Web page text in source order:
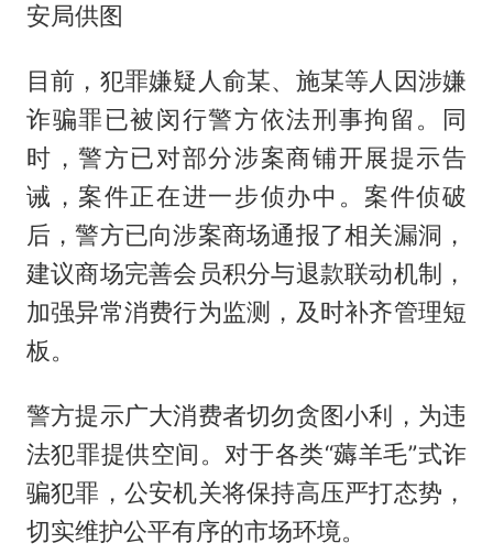
安局供图
目前，犯罪嫌疑人俞某、施某等人因涉嫌
诈骗罪已被闵行警方依法刑事拘留。同
时，警方已对部分涉案商铺开展提示告
诫，案件正在进一步侦办中。案件侦破
后，警方已向涉案商场通报了相关漏洞，
建议商场完善会员积分与退款联动机制，
加强异常消费行为监测，及时补齐管理短
板。
警方提示广大消费者切勿贪图小利，为违
法犯罪提供空间。对于各类“薅羊毛”式诈
骗犯罪，公安机关将保持高压严打态势，
切实维护公平有序的市场环境。